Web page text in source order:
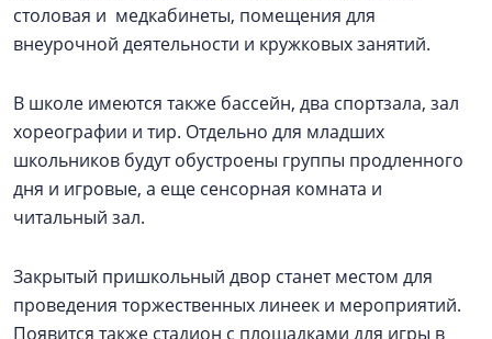
столовая и медкабинеты, помещения для
внеурочной деятельности и кружковых занятий.
В школе имеются также бассейн, два спортзала, зал
хореографии и тир. Отдельно для младших
школьников будут обустроены группы продленного
дня и игровые, а еще сенсорная комната и
читальный зал.
Закрытый пришкольный двор станет местом для
проведения торжественных линеек и мероприятий.
Появится также стадион с площадками для игры в